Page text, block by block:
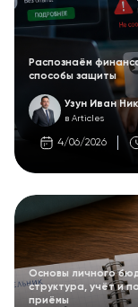
Распознаём
способы защиты
Узун Иван
в Articles
4/06/2026
Основы личного
структура, учёт и
приёмы